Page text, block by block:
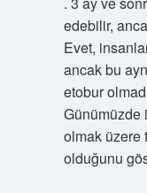
edebilir,
Evet,
ancak bu
etobur
Günümüzde
olmak üzere
olduğunu